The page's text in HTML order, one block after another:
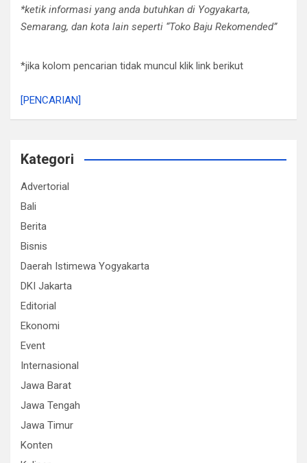
*ketik informasi yang anda butuhkan di Yogyakarta,
Semarang, dan kota lain seperti “Toko Baju Rekomended”
*jika kolom pencarian tidak muncul klik link berikut
[PENCARIAN]
Kategori
Advertorial
Bali
Berita
Bisnis
Daerah Istimewa Yogyakarta
DKI Jakarta
Editorial
Ekonomi
Event
Internasional
Jawa Barat
Jawa Tengah
Jawa Timur
Konten